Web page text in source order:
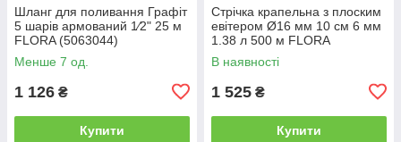
Шланг для поливання Графіт
5 шарів армований 1⁄2" 25 м
FLORA (5063044)
Менше 7 од.
1 126 ₴
Купити
Стрічка крапельна з плоским
евітером Ø16 мм 10 см 6 мм
1.38 л 500 м FLORA
(5076884)
В наявності
1 525 ₴
Купити